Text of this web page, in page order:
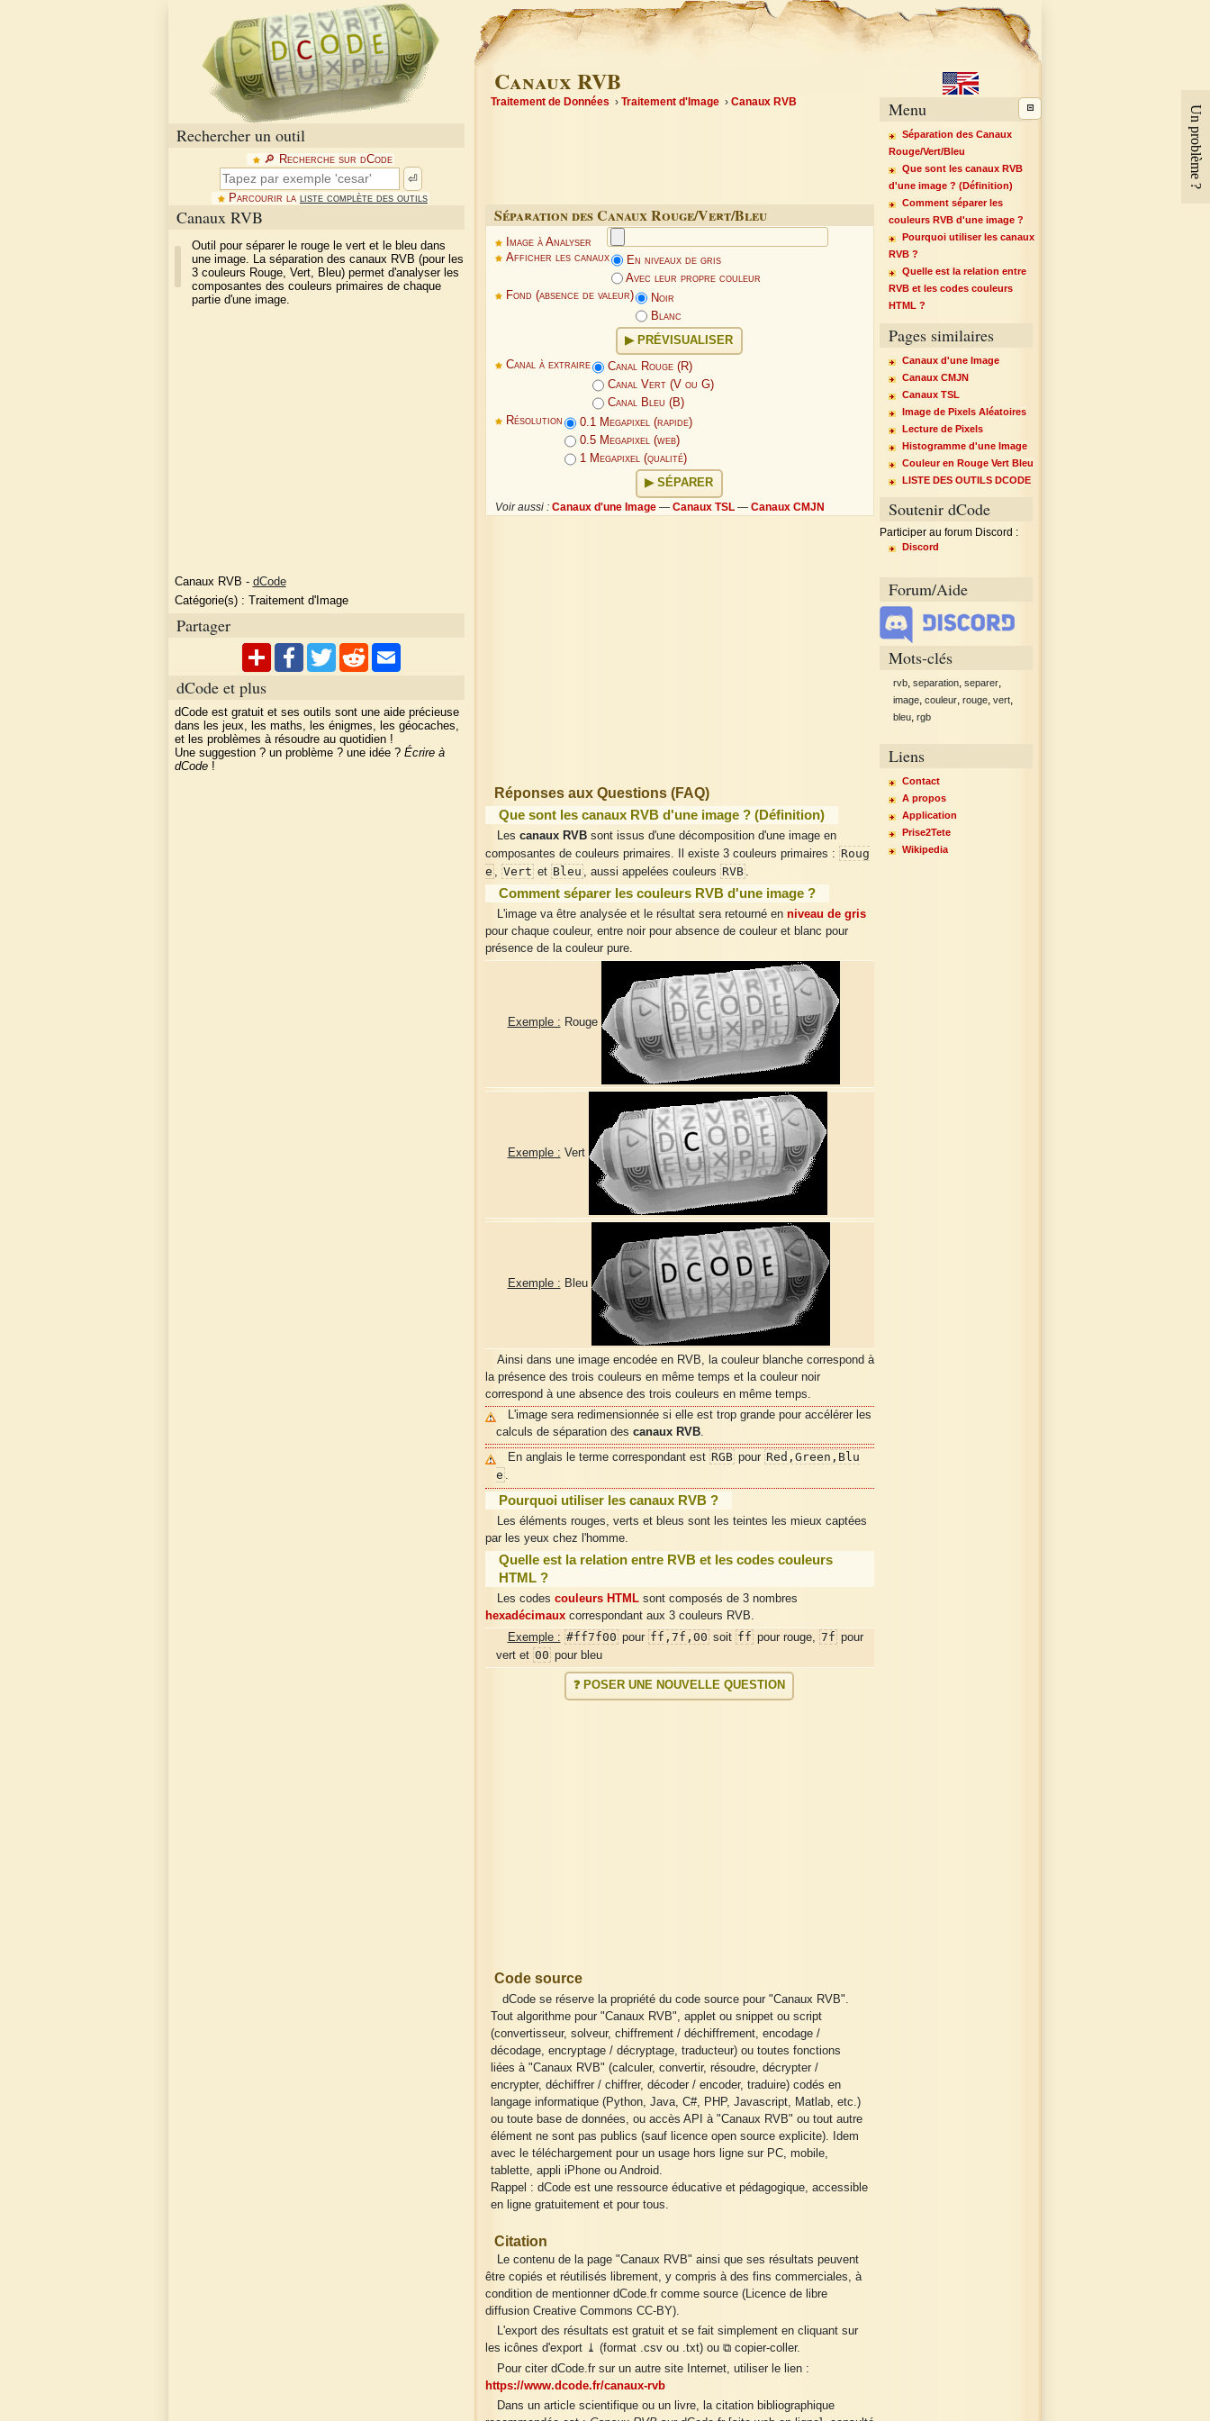
Rechercher un outil
🔎︎ Recherche sur dCode
⏎
Parcourir la liste complète des outils
Canaux RVB
Outil pour séparer le rouge le vert et le bleu dans
une image. La séparation des canaux RVB (pour les
3 couleurs Rouge, Vert, Bleu) permet d'analyser les
composantes des couleurs primaires de chaque
partie d'une image.
Canaux RVB - dCode
Catégorie(s) : Traitement d'Image
Partager
dCode et plus
dCode est gratuit et ses outils sont une aide précieuse
dans les jeux, les maths, les énigmes, les géocaches,
et les problèmes à résoudre au quotidien !
Une suggestion ? un problème ? une idée ? Écrire à
dCode!
Canaux RVB
Traitement de Données Traitement d'Image Canaux RVB
Séparation des Canaux Rouge/Vert/Bleu
Image à Analyser
Afficher les canaux
En niveaux de gris
Avec leur propre couleur
Fond (absence de valeur)
Noir
Blanc
PRÉVISUALISER
Canal à extraire
Canal Rouge (R)
Canal Vert (V ou G)
Canal Bleu (B)
Résolution
0.1 Megapixel (rapide)
0.5 Megapixel (web)
1 Megapixel (qualité)
SÉPARER
Voir aussi : Canaux d'une Image —Canaux TSL —Canaux CMJN
Réponses aux Questions (FAQ)
Que sont les canaux RVB d'une image ? (Définition)
Les canaux RVBsont issus d'une décomposition d'une image en
composantes de couleurs primaires. Il existe 3 couleurs primaires : Roug
e , Vert et Bleu , aussi appelées couleurs RVB .
Comment séparer les couleurs RVB d'une image ?
L'image va être analysée et le résultat sera retourné en niveau de gris
pour chaque couleur, entre noir pour absence de couleur et blanc pour
présence de la couleur pure.
Exemple : Rouge
Exemple : Vert
Exemple : Bleu
Ainsi dans une image encodée en RVB, la couleur blanche correspond à
la présence des trois couleurs en même temps et la couleur noir
correspond à une absence des trois couleurs en même temps.
L'image sera redimensionnée si elle est trop grande pour accélérer les
calculs de séparation des canaux RVB.
En anglais le terme correspondant est RGBpour Red,Green,Blu
e .
Pourquoi utiliser les canaux RVB ?
Les éléments rouges, verts et bleus sont les teintes les mieux captées
par les yeux chez l'homme.
Quelle est la relation entre RVB et les codes couleurs
HTML ?
Les codes couleurs HTMLsont composés de 3 nombres
hexadécimaux correspondant aux 3 couleurs RVB.
Exemple : #ff7f00pour ff,7f,00soit ffpour rouge, 7fpour
vert et 00 pour bleu
❓ POSER UNE NOUVELLE QUESTION
Code source
dCode se réserve la propriété du code source pour "Canaux RVB".
Tout algorithme pour "Canaux RVB", applet ou snippet ou script
(convertisseur, solveur, chiffrement / déchiffrement, encodage /
décodage, encryptage / décryptage, traducteur) ou toutes fonctions
liées à "Canaux RVB" (calculer, convertir, résoudre, décrypter /
encrypter, déchiffrer / chiffrer, décoder / encoder, traduire) codés en
langage informatique (Python, Java, C#, PHP, Javascript, Matlab, etc.)
ou toute base de données, ou accès API à "Canaux RVB" ou tout autre
élément ne sont pas publics (sauf licence open source explicite). Idem
avec le téléchargement pour un usage hors ligne sur PC, mobile,
tablette, appli iPhone ou Android.
Rappel : dCode est une ressource éducative et pédagogique, accessible
en ligne gratuitement et pour tous.
Citation
Le contenu de la page "Canaux RVB" ainsi que ses résultats peuvent
être copiés et réutilisés librement, y compris à des fins commerciales, à
condition de mentionner dCode.fr comme source (Licence de libre
diffusion Creative Commons CC-BY).
L'export des résultats est gratuit et se fait simplement en cliquant sur
les icônes d'export ⤓ (format .csv ou .txt) ou ⧉ copier-coller.
Pour citer dCode.fr sur un autre site Internet, utiliser le lien :
https://www.dcode.fr/canaux-rvb
Dans un article scientifique ou un livre, la citation bibliographique
Menu
Séparation des Canaux
Rouge/Vert/Bleu
Que sont les canaux RVB
d'une image ? (Définition)
Comment séparer les
couleurs RVB d'une image ?
Pourquoi utiliser les canaux
RVB ?
Quelle est la relation entre
RVB et les codes couleurs
HTML ?
Pages similaires
Canaux d'une Image
Canaux CMJN
Canaux TSL
Image de Pixels Aléatoires
Lecture de Pixels
Histogramme d'une Image
Couleur en Rouge Vert Bleu
LISTE DES OUTILS DCODE
Soutenir dCode
Participer au forum Discord :
Discord
Forum/Aide
Mots-clés
rvb separation separer
image couleur rouge vert
bleu rgb
Liens
Contact
A propos
Application
Prise2Tete
Wikipedia
Un problème ?